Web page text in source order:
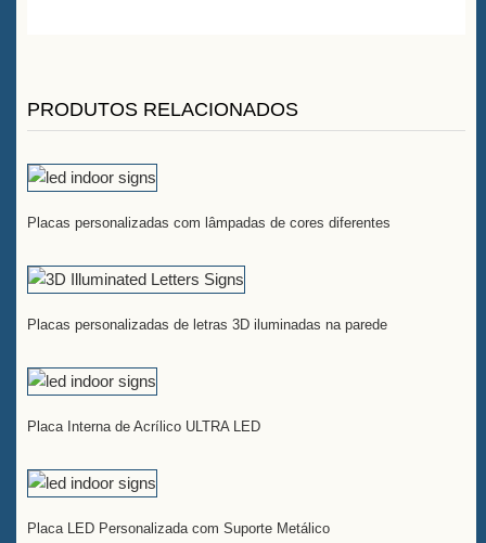
PRODUTOS RELACIONADOS
Placas personalizadas com lâmpadas de cores diferentes
Placas personalizadas de letras 3D iluminadas na parede
Placa Interna de Acrílico ULTRA LED
Placa LED Personalizada com Suporte Metálico